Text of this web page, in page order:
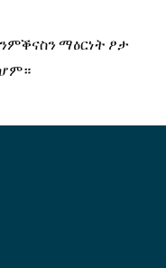
ንምቕናስንማዕርነት ፆታ